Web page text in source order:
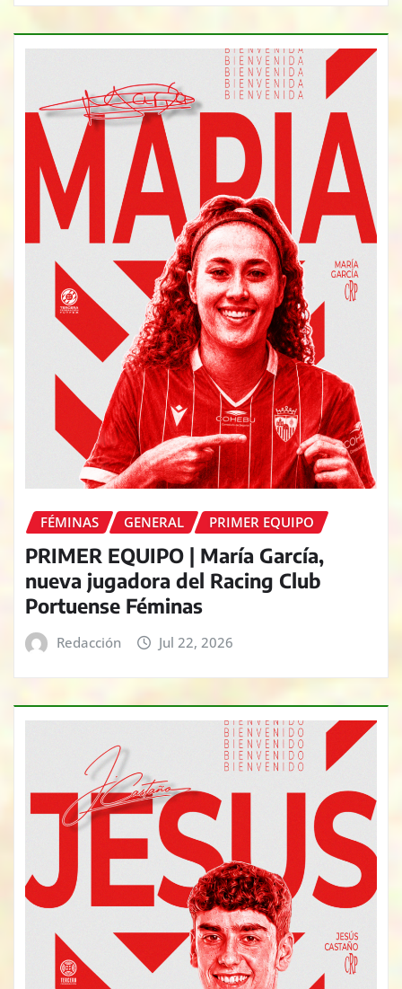
FÉMINAS GENERAL PRIMER EQUIPO
PRIMER EQUIPO | María García,
nueva jugadora del Racing Club
Portuense Féminas
Redacción Jul 22, 2026